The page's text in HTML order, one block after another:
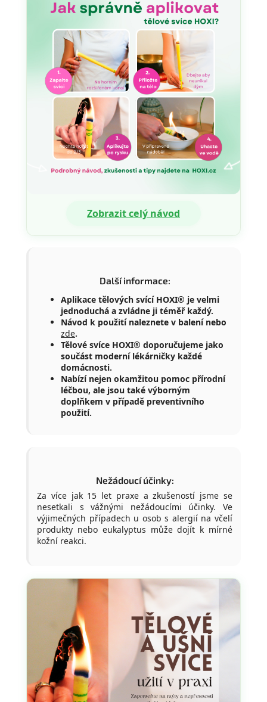
Zobrazit celý návod
Další informace:
Aplikace tělových svící HOXI® je velmi
jednoduchá a zvládne ji téměř každý.
Návod k použití naleznete v balení nebo
zde.
Tělové svíce HOXI® doporučujeme jako
součást moderní lékárničky každé
domácnosti.
Nabízí nejen okamžitou pomoc přírodní
léčbou, ale jsou také výborným
doplňkem v případě preventivního
použití.
Nežádoucí účinky:
Za více jak 15 let praxe a zkušeností jsme se
nesetkali s vážnými nežádoucími účinky. Ve
výjimečných případech u osob s alergií na včelí
produkty nebo eukalyptus může dojít k mírné
kožní reakci.